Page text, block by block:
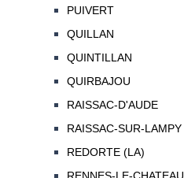
PUIVERT
QUILLAN
QUINTILLAN
QUIRBAJOU
RAISSAC-D'AUDE
RAISSAC-SUR-LAMPY
REDORTE (LA)